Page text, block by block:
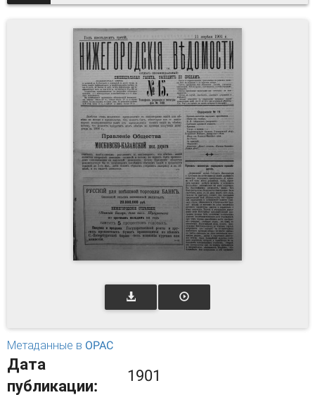
Метаданные в OPAC
Дата
публикации:
1901